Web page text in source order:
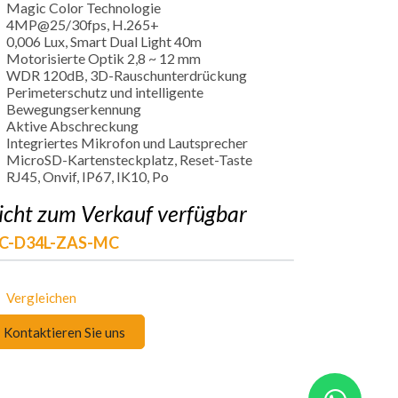
Magic Color Technologie
4MP@25/30fps, H.265+
0,006 Lux, Smart Dual Light 40m
Motorisierte Optik 2,8 ~ 12 mm
WDR 120dB, 3D-Rauschunterdrückung
Perimeterschutz und intelligente
Bewegungserkennung
Aktive Abschreckung
Integriertes Mikrofon und Lautsprecher
MicroSD-Kartensteckplatz, Reset-Taste
RJ45, Onvif, IP67, IK10, Po
zum Verkauf verfügbar
D34L-ZAS-MC
Vergleichen
Kontaktieren Sie uns